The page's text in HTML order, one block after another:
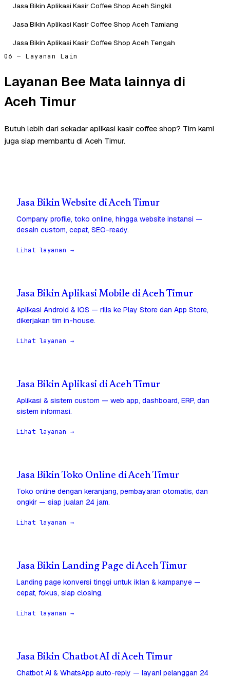
Jasa Bikin Aplikasi Kasir Coffee Shop Aceh Singkil
Jasa Bikin Aplikasi Kasir Coffee Shop Aceh Tamiang
Jasa Bikin Aplikasi Kasir Coffee Shop Aceh Tengah
06 — Layanan Lain
Layanan Bee Mata lainnya di
Aceh Timur
Butuh lebih dari sekadar aplikasi kasir coffee shop? Tim kami
juga siap membantu di Aceh Timur.
Jasa Bikin Website di Aceh Timur
Company profile, toko online, hingga website instansi —
desain custom, cepat, SEO-ready.
Lihat layanan →
Jasa Bikin Aplikasi Mobile di Aceh Timur
Aplikasi Android & iOS — rilis ke Play Store dan App Store,
dikerjakan tim in-house.
Lihat layanan →
Jasa Bikin Aplikasi di Aceh Timur
Aplikasi & sistem custom — web app, dashboard, ERP, dan
sistem informasi.
Lihat layanan →
Jasa Bikin Toko Online di Aceh Timur
Toko online dengan keranjang, pembayaran otomatis, dan
ongkir — siap jualan 24 jam.
Lihat layanan →
Jasa Bikin Landing Page di Aceh Timur
Landing page konversi tinggi untuk iklan & kampanye —
cepat, fokus, siap closing.
Lihat layanan →
Jasa Bikin Chatbot AI di Aceh Timur
Chatbot AI & WhatsApp auto-reply — layani pelanggan 24